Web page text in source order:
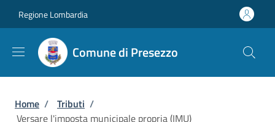
Regione Lombardia
Comune di Presezzo
Briciole di pane
Home / Tributi /
Versare l'imposta municipale propria (IMU)